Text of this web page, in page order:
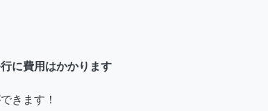
に費用はかかります
きます！